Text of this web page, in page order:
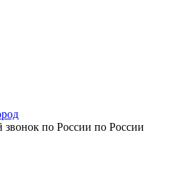
звонок по России по России